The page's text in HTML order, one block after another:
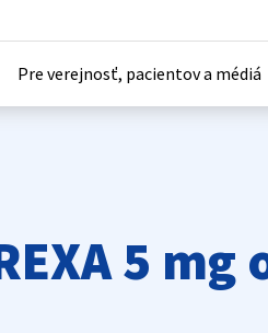
Pre verejnosť, pacientov a médiá
5